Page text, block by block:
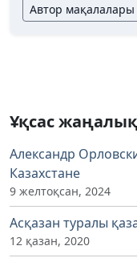
Автор мақалалары
Ұқсас жаңалық
Александр
Казахстане
9 желтоқсан, 2024
Асқазан туралы
12 қазан, 2020